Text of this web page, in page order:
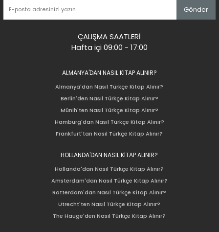
Gönder
ÇALIŞMA SAATLERİ
Hafta içi 09:00 - 17:00
ALMANYA'DAN NASIL KİTAP ALINIR?
Almanya'dan Nasıl Türkçe Kitap Alınır?
Berlin'den Nasıl Türkçe Kitap Alınır?
Münih'ten Nasıl Türkçe Kitap Alınır?
Hamburg'dan Nasıl Türkçe Kitap Alınır?
Frankfurt'tan Nasıl Türkçe Kitap Alınır?
HOLLANDA'DAN NASIL KİTAP ALINIR?
Hollanda'dan Nasıl Türkçe Kitap Alınır?
Amsterdam'dan Nasıl Türkçe Kitap Alınır?
Rotterdam'dan Nasıl Türkçe Kitap Alınır?
Utrecht'ten Nasıl Türkçe Kitap Alınır?
The Hauge'den Nasıl Türkçe Kitap Alınır?